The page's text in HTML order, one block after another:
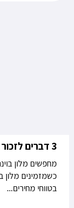
3 דברים לזכור כשבוחרים מלון בוינה
כשמזמינים מלון
בטווחי מחירים...